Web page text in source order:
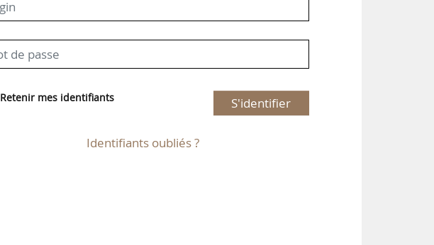
Retenir mes identifiants S'identifier
Identifiants oubliés ?